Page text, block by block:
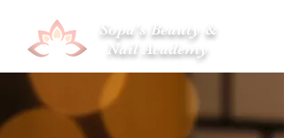
Sopa's Beauty &
Nail Academy